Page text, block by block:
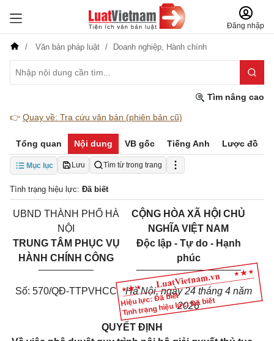
Đăng nhập
Văn bản pháp luật Doanh nghiệp, Hành chính
Tìm nâng cao
👉 Quay về: Tra cứu văn bản (phiên bản cũ)
Tổng quan Nội dung VB gốc Tiếng Anh Lược đồ
Mục lục Lưu Tìm từ trong trang
Tình trạng hiệu lực: Đã biết
Hiệu lực: Đã biết
Tình trạng hiệu lực: Đã biết
UBND THÀNH PHỐ HÀ
NỘI
TRUNG TÂM PHỤC VỤ
HÀNH CHÍNH CÔNG
CỘNG HÒA XÃ HỘI CHỦ
NGHĨA VIỆT NAM
Độc lập - Tự do - Hạnh
phúc
___________________
Số: 570/QĐ-TTPVHCC
Hà Nội, ngày 24 tháng 4 năm
2026
QUYẾT ĐỊNH